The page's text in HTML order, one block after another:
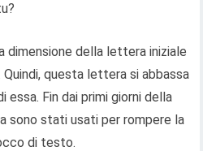
dimensione della lettera iniziale
questa lettera si abbassa
Fin dai primi giorni della
sono stati usati per rompere la
di testo.